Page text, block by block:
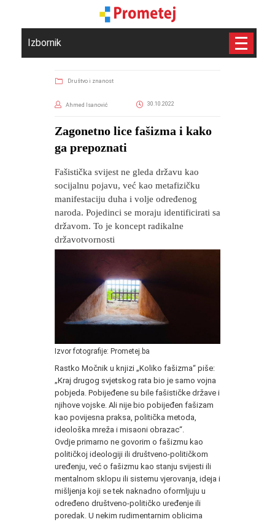
Izbornik
Društvo i znanost
Ahmed Isanović 30.10.2022
Zagonetno lice fašizma i kako
ga prepoznati
Fašistička svijest ne gleda državu kao
socijalnu pojavu, već kao metafizičku
manifestaciju duha i volje određenog
naroda. Pojedinci se moraju identificirati sa
državom. To je koncept radikalne
državotvornosti
Izvor fotografije: Prometej.ba
Rastko Močnik u knjizi „Koliko fašizma“ piše:
„Kraj drugog svjetskog rata bio je samo vojna
pobjeda. Pobijeđene su bile fašističke države i
njihove vojske. Ali nije bio pobijeđen fašizam
kao povijesna praksa, politička metoda,
ideološka mreža i misaoni obrazac“.
Ovdje primarno ne govorim o fašizmu kao
političkoj ideologiji ili društveno-političkom
uređenju, već o fašizmu kao stanju svijesti ili
mentalnom sklopu ili sistemu vjerovanja, ideja i
mišljenja koji se tek naknadno oformljuju u
određeno društveno-političko uređenje ili
poredak. U nekim rudimentarnim oblicima